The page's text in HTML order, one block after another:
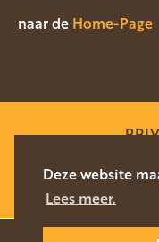
Deze website
Lees meer.
naar de Home-Page
WEBSITE